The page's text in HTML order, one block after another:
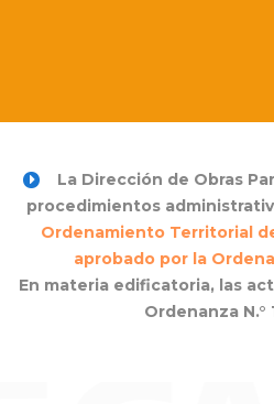
La Dirección de Obras
procedimientos
Ordenamiento Territorial
aprobado por la
En materia edificatoria, las
Ordenanza N.°